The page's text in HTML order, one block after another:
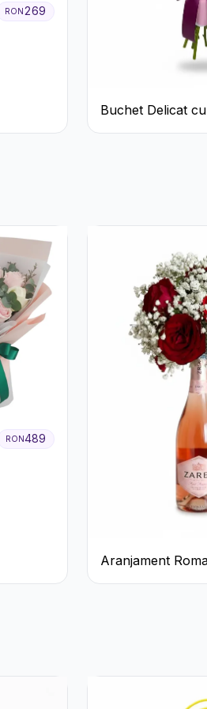
RON269
Buchet Delicat cu
Crizanteme Albe
RON489
Aranjament
cu Trandafiri